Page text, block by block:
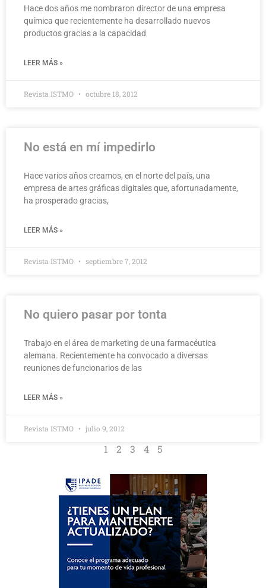
Hace dos años me nombraron director de una empresa
química que recientemente ha desarrollado nuevos
productos gracias a la capacidad
LEER MÁS »
Revista ISTMO octubre 18, 2012
No está en mí impedirlo
Hace varios años creamos, en el norte del país, una
empresa de artes gráficas digitales que, afortunadamente,
ha prosperado gracias,
LEER MÁS »
Revista ISTMO septiembre 7, 2012
No quiero pasar por tonta
Trabajo en el área de marketing de una farmacéutica
alemana. Recientemente ha convocado a diversas
reuniones de funcionarios de las
LEER MÁS »
Revista ISTMO julio 9, 2012
1 2 3 4 5